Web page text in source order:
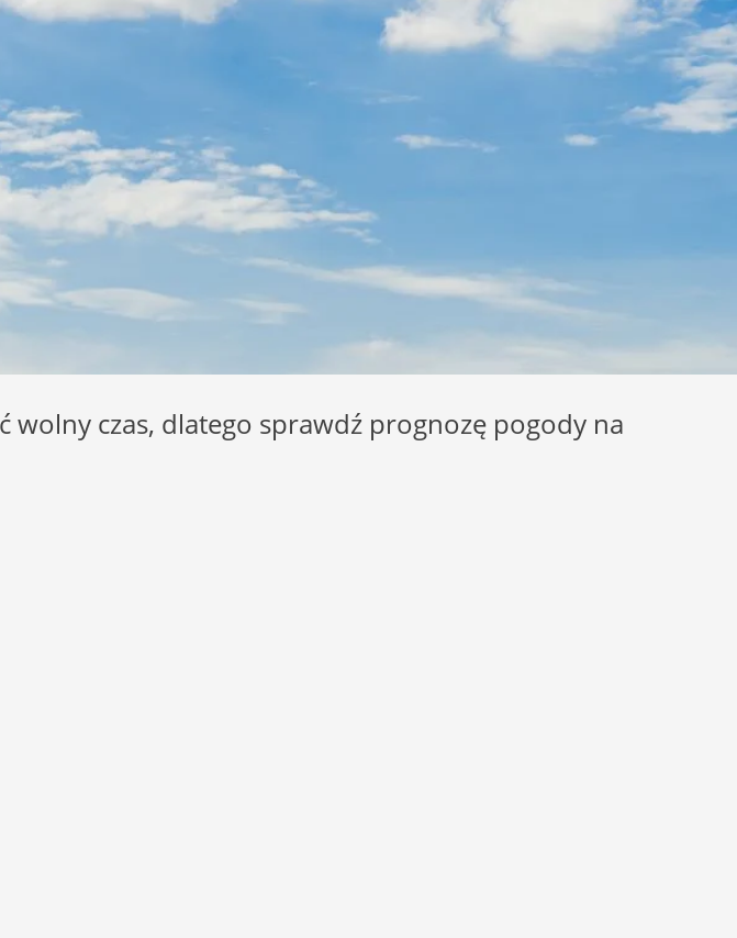
czas, dlatego sprawdź prognozę pogody na